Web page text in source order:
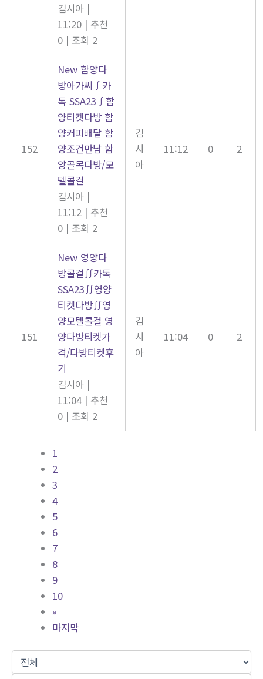
김시아 |
11:20 | 추천
0 | 조회 2
152
New 함양다
방아가씨∫카
톡 SSA23∫함
양티켓다방 함
양커피배달 함
양조건만남 함
양골목다방/모
텔콜걸
김시아 |
11:12 | 추천
0 | 조회 2
김
시
아
11:12 0 2
151
New 영양다
방콜걸∬카톡
SSA23∬영양
티켓다방∬영
양모텔콜걸 영
양다방티켓가
격/다방티켓후
기
김시아 |
11:04 | 추천
0 | 조회 2
김
시
아
11:04 0 2
1
2
3
4
5
6
7
8
9
10
»
마지막